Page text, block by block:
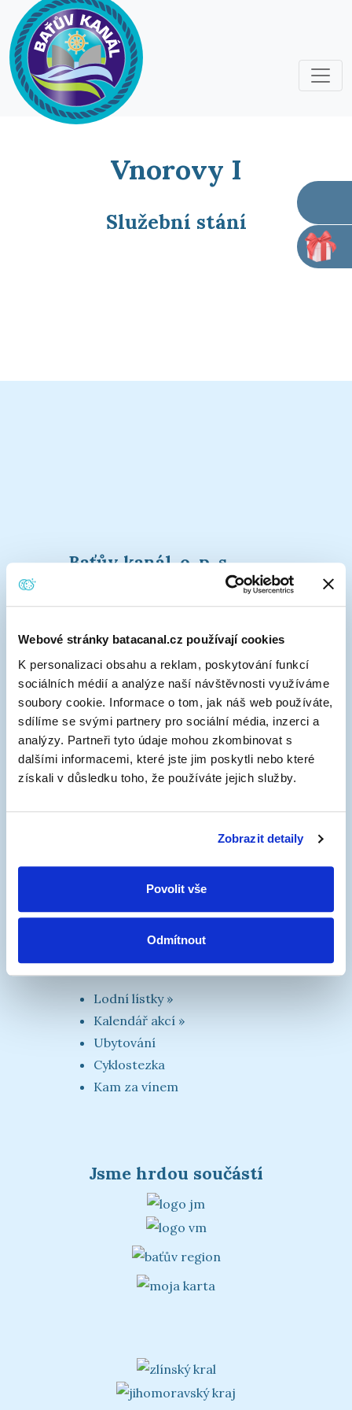
Webové stránky batacanal.cz používají cookies
K personalizaci obsahu a reklam, poskytování funkcí
sociálních médií a analýze naší návštěvnosti využíváme
soubory cookie. Informace o tom, jak náš web používáte,
sdílíme se svými partnery pro sociální média, inzerci a
analýzy. Partneři tyto údaje mohou zkombinovat s
dalšími informacemi, které jste jim poskytli nebo které
získali v důsledku toho, že používáte jejich služby.
Zobrazit detaily
Povolit vše
Odmítnout
Vnorovy I
Služební stání
Baťův kanál, o. p. s.
Baťův kanál v médiích
3k platforma
Materiály ke stažení
Kontakty
Vodní cesta
Mapa
Přístavy (a přístaviště)
Turistické informace
Lodní lístky »
Kalendář akcí »
Ubytování
Cyklostezka
Kam za vínem
Jsme hrdou součástí